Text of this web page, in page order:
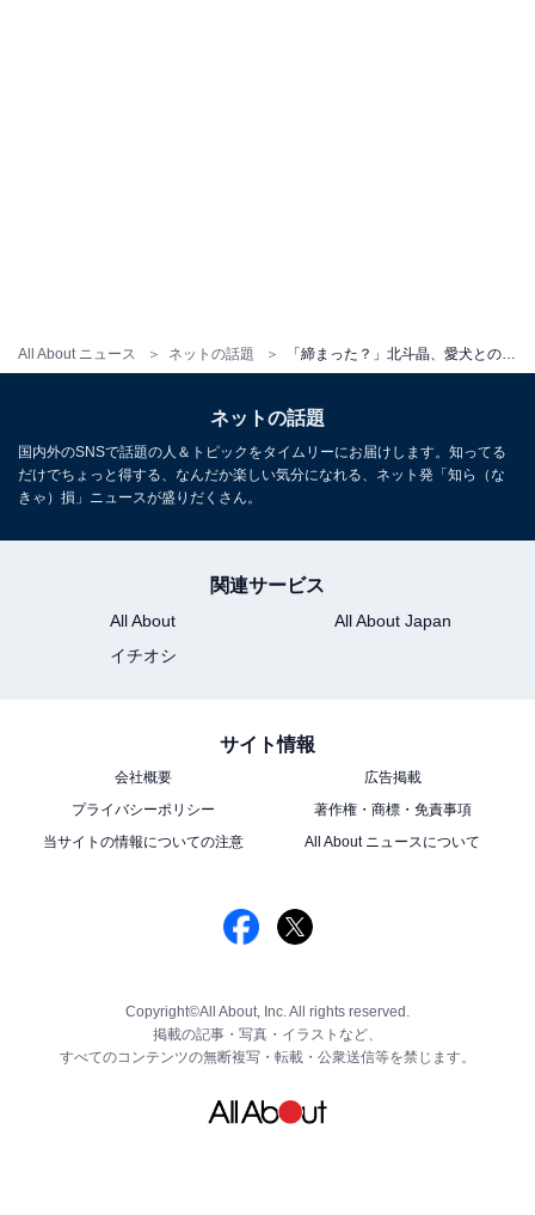
All About ニュース ネットの話題
ネットの話題
国内外のSNSで話題の人＆トピックをタイムリーにお届けします。知ってる
だけでちょっと得する、なんだか楽しい気分になれる、ネット発「知ら（な
きゃ）損」ニュースが盛りだくさん。
関連サービス
All About
All About Japan
イチオシ
サイト情報
会社概要
広告掲載
プライバシーポリシー
著作権・商標・免責事項
当サイトの情報についての注意
All About ニュースについて
Copyright©All About, Inc. All rights reserved.
掲載の記事・写真・イラストなど、
すべてのコンテンツの無断複写・転載・公衆送信等を禁じます。